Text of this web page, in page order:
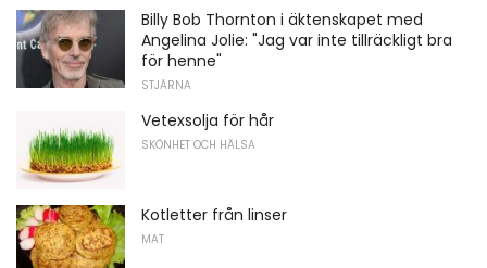
Billy Bob Thornton i äktenskapet med
Angelina Jolie: "Jag var inte tillräckligt bra
för henne"
STJÄRNA
Vetexsolja för hår
SKÖNHET OCH HÄLSA
Kotletter från linser
MAT